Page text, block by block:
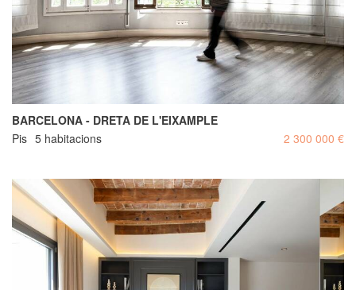
BARCELONA - DRETA DE L'EIXAMPLE
Pis 5 habitacions 2 300 000 €